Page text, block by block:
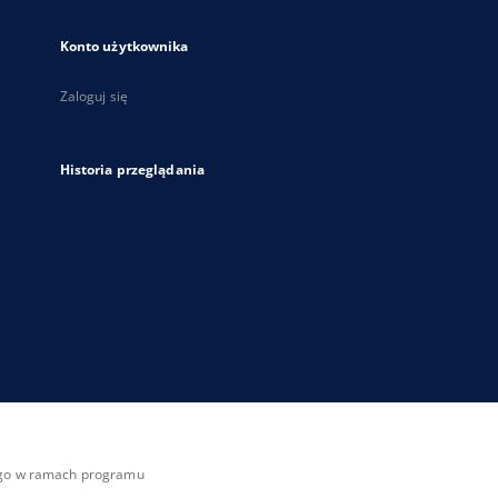
Konto użytkownika
Zaloguj się
Historia przeglądania
w ramach programu